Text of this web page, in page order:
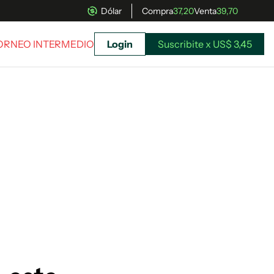
Dólar Compra37,20Venta39,70
INTERMEDIO Login Suscribite x US$ 3,45